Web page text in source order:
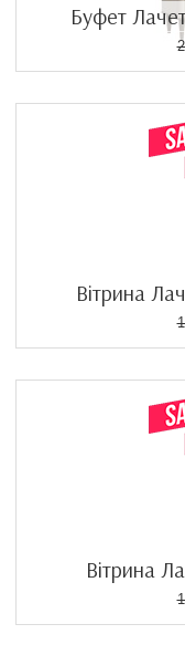
Буфет
Вітрина
Вітрина